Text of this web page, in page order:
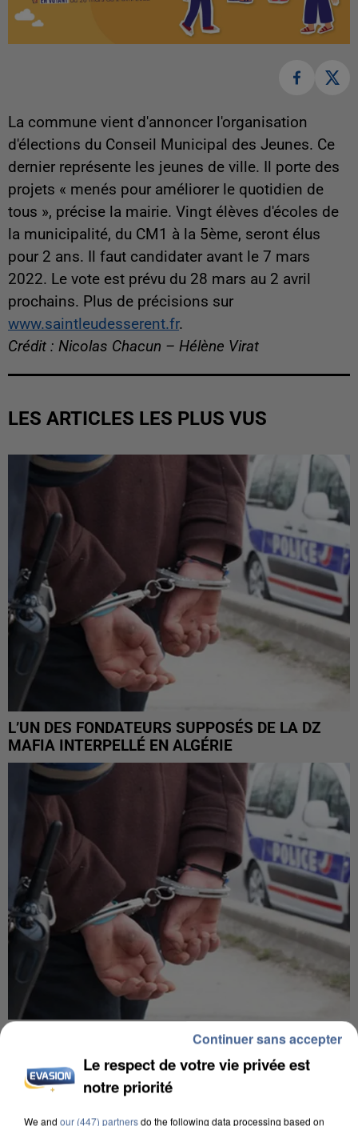
La commune vient d'annoncer l'organisation
d'élections du Conseil Municipal des Jeunes. Ce
dernier représente les jeunes de ville. Il porte des
projets « menés pour améliorer le quotidien de
tous », précise la mairie. Vingt élèves d'écoles de
la municipalité, du CM1 à la 5ème, seront élus
pour 2 ans. Il faut candidater avant le 7 mars
2022. Le vote est prévu du 28 mars au 2 avril
prochains. Plus de précisions sur
www.saintleudesserent.fr.
Crédit : Nicolas Chacun – Hélène Virat
LES ARTICLES LES PLUS VUS
L’UN DES FONDATEURS SUPPOSÉS DE LA DZ
MAFIA INTERPELLÉ EN ALGÉRIE
UN SECOND CADRE DE LA DZ MAFIA
Le respect de votre vie privée est
notre priorité
We and our (447) partnersdo the following data processing based on
Continuer sans accepter